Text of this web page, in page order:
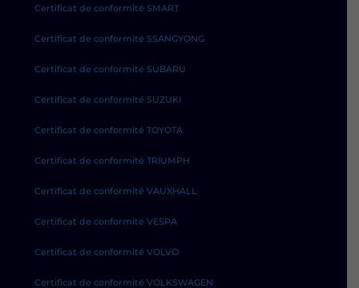
Certificat de conformité SMART
Certificat de conformité SSANGYONG
Certificat de conformité SUBARU
Certificat de conformité SUZUKI
Certificat de conformité TOYOTA
Certificat de conformité TRIUMPH
Certificat de conformité VAUXHALL
Certificat de conformité VESPA
Certificat de conformité VOLVO
Certificat de conformité VOLKSWAGEN